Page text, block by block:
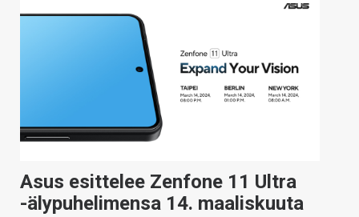
TIETOA
HAKU
Asus esittelee Zenfone 11 Ultra
-älypuhelimensa 14. maaliskuuta